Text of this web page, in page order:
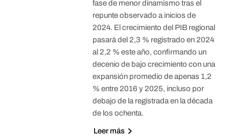
fase de menor dinamismo tras el
repunte observado a inicios de
2024. El crecimiento del PIB regional
pasará del 2,3 % registrado en 2024
al 2,2 % este año, confirmando un
decenio de bajo crecimiento con una
expansión promedio de apenas 1,2
% entre 2016 y 2025, incluso por
debajo de la registrada en la década
de los ochenta.
Leer más